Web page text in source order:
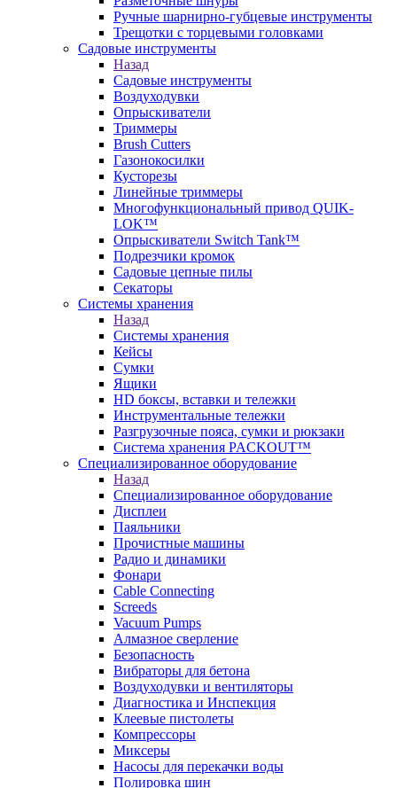
Ручные шарнирно-губцевые инструменты
Трещотки с торцевыми головками
Садовые инструменты
Назад
Садовые инструменты
Воздуходувки
Опрыскиватели
Триммеры
Brush Cutters
Газонокосилки
Кусторезы
Линейные триммеры
Многофункциональный привод QUIK-
LOK™
Опрыскиватели Switch Tank™
Подрезчики кромок
Садовые цепные пилы
Секаторы
Системы хранения
Назад
Системы хранения
Кейсы
Сумки
Ящики
HD боксы, вставки и тележки
Инструментальные тележки
Разгрузочные пояса, сумки и рюкзаки
Система хранения PACKOUT™
Специализированное оборудование
Назад
Специализированное оборудование
Дисплеи
Паяльники
Прочистные машины
Радио и динамики
Фонари
Cable Connecting
Screeds
Vacuum Pumps
Алмазное сверление
Безопасность
Вибраторы для бетона
Воздуходувки и вентиляторы
Диагностика и Инспекция
Клеевые пистолеты
Компрессоры
Миксеры
Насосы для перекачки воды
Полировка шин